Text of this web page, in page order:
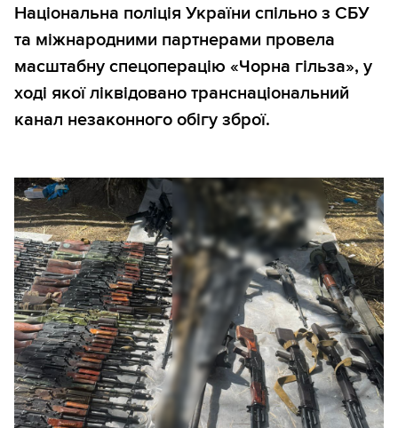
Національна поліція України спільно з СБУ
та міжнародними партнерами провела
масштабну спецоперацію «Чорна гільза», у
ході якої ліквідовано транснаціональний
канал незаконного обігу зброї.